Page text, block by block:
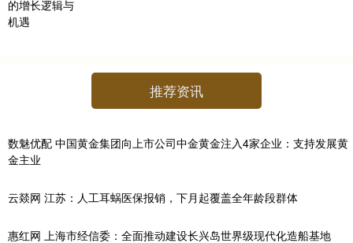
推荐资讯
数魅优配 中国黄金集团向上市公司中金黄金注入4家企业：支持发展黄
金主业
云燚网 江苏：人工耳蜗医保报销，下月起覆盖全年龄段群体
惠红网 上海市经信委：全面推动建设长兴岛世界级现代化造船基地